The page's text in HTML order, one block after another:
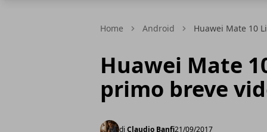
Home Android Huawei Mate 10
Huawei Mate
primo breve
di Claudio Banfi21/09/2017